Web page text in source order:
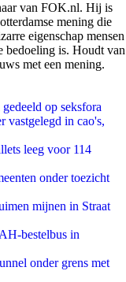
van FOK.nl. Hij is
mening die
eigenschap mensen
bedoeling is. Houdt van
met een mening.
op seksfora
vastgelegd in cao's,
leeg voor 114
onder toezicht
mijnen in Straat
bestelbus in
onder grens met